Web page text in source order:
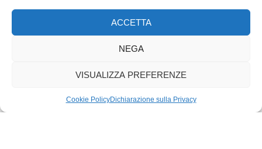
ACCETTA
NEGA
VISUALIZZA PREFERENZE
Cookie PolicyDichiarazione sulla Privacy